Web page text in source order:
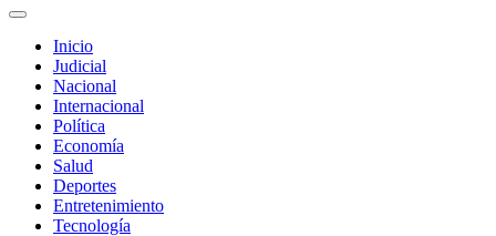
Inicio
Judicial
Nacional
Internacional
Política
Economía
Salud
Deportes
Entretenimiento
Tecnología